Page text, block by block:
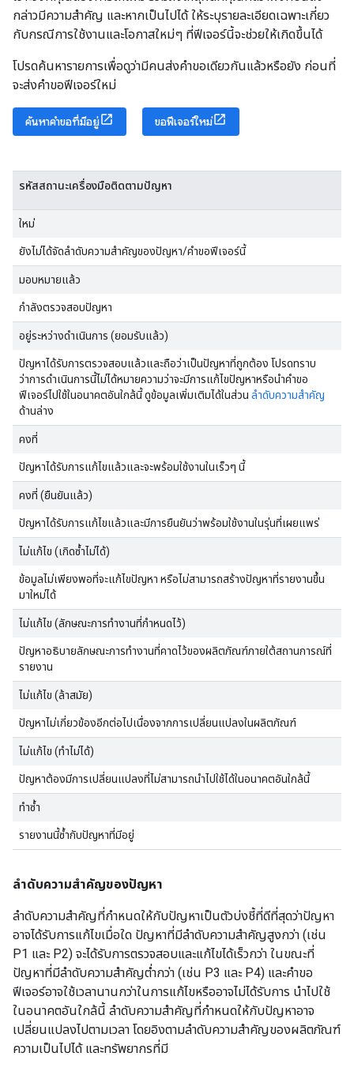
กล่าวมีความสำคัญ และหากเป็นไปได้ ให้ระบุรายละเอียดเฉพาะเกี่ยว
กับกรณีการใช้งานและโอกาสใหม่ๆ ที่ฟีเจอร์นี้จะช่วยให้เกิดขึ้นได้
โปรดค้นหารายการเพื่อดูว่ามีคนส่งคำขอเดียวกันแล้วหรือยัง ก่อนที่
จะส่งคำขอฟีเจอร์ใหม่
ค้นหาคำขอที่มีอยู่ ขอฟีเจอร์ใหม่
รหัสสถานะเครื่องมือติดตามปัญหา
ใหม่
ยังไม่ได้จัดลำดับความสำคัญของปัญหา/คำขอฟีเจอร์นี้
มอบหมายแล้ว
กำลังตรวจสอบปัญหา
อยู่ระหว่างดำเนินการ (ยอมรับแล้ว)
ปัญหาได้รับการตรวจสอบแล้วและถือว่าเป็นปัญหาที่ถูกต้อง โปรดทราบ
ว่าการดำเนินการนี้ไม่ได้หมายความว่าจะมีการแก้ไขปัญหาหรือนำคำขอ
ฟีเจอร์ไปใช้ในอนาคตอันใกล้นี้ ดูข้อมูลเพิ่มเติมได้ในส่วน ลำดับความสำคัญ
ด้านล่าง
คงที่
ปัญหาได้รับการแก้ไขแล้วและจะพร้อมใช้งานในเร็วๆ นี้
คงที่ (ยืนยันแล้ว)
ปัญหาได้รับการแก้ไขแล้วและมีการยืนยันว่าพร้อมใช้งานในรุ่นที่เผยแพร่
ไม่แก้ไข (เกิดซ้ำไม่ได้)
ข้อมูลไม่เพียงพอที่จะแก้ไขปัญหา หรือไม่สามารถสร้างปัญหาที่รายงานขึ้น
มาใหม่ได้
ไม่แก้ไข (ลักษณะการทำงานที่กำหนดไว้)
ปัญหาอธิบายลักษณะการทำงานที่คาดไว้ของผลิตภัณฑ์ภายใต้สถานการณ์ที่
รายงาน
ไม่แก้ไข (ล้าสมัย)
ปัญหาไม่เกี่ยวข้องอีกต่อไปเนื่องจากการเปลี่ยนแปลงในผลิตภัณฑ์
ไม่แก้ไข (ทำไม่ได้)
ปัญหาต้องมีการเปลี่ยนแปลงที่ไม่สามารถนำไปใช้ได้ในอนาคตอันใกล้นี้
ทำซ้ำ
รายงานนี้ซ้ำกับปัญหาที่มีอยู่
ลำดับความสำคัญของปัญหา
ลำดับความสำคัญที่กำหนดให้กับปัญหาเป็นตัวบ่งชี้ที่ดีที่สุดว่าปัญหา
อาจได้รับการแก้ไขเมื่อใด ปัญหาที่มีลำดับความสำคัญสูงกว่า (เช่น
P1 และ P2) จะได้รับการตรวจสอบและแก้ไขได้เร็วกว่า ในขณะที่
ปัญหาที่มีลำดับความสำคัญต่ำกว่า (เช่น P3 และ P4) และคำขอ
ฟีเจอร์อาจใช้เวลานานกว่าในการแก้ไขหรืออาจไม่ได้รับการ นำไปใช้
ในอนาคตอันใกล้นี้ ลำดับความสำคัญที่กำหนดให้กับปัญหาอาจ
เปลี่ยนแปลงไปตามเวลา โดยอิงตามลำดับความสำคัญของผลิตภัณฑ์
ความเป็นไปได้ และทรัพยากรที่มี